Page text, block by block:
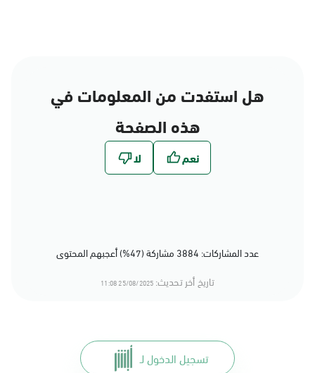
هل استفدت من المعلومات في
هذه الصفحة
عدد المشاركات: 3884 مشاركة (47%) أعجبهم المحتوى
تاريخ أخر تحديث: 25/08/2025 11:08
تسجيل الدخول لـ